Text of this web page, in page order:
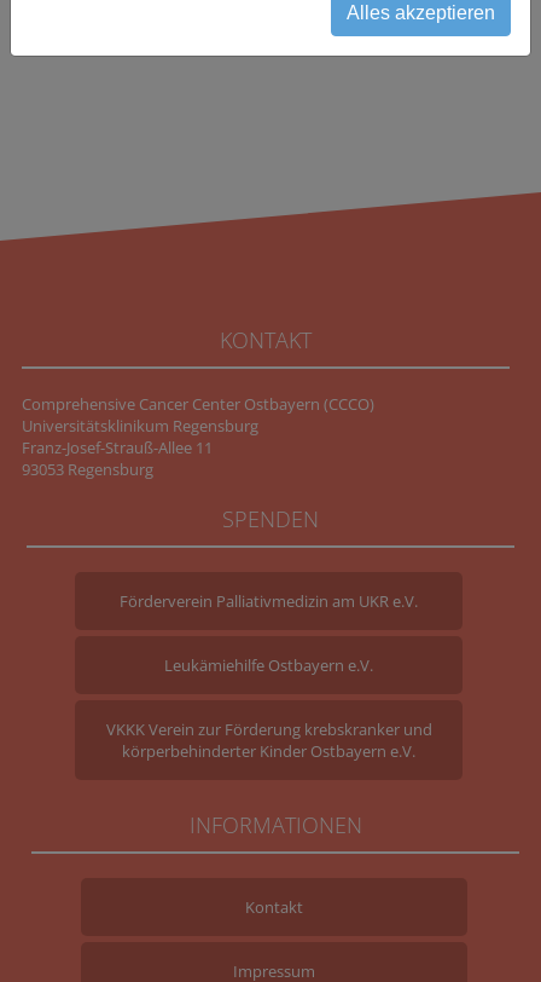
KONTAKT
Comprehensive Cancer Center Ostbayern (CCCO)
Universitätsklinikum Regensburg
Franz-Josef-Strauß-Allee 11
93053 Regensburg
SPENDEN
Förderverein Palliativmedizin am UKR e.V.
Leukämiehilfe Ostbayern e.V.
VKKK Verein zur Förderung krebskranker und
körperbehinderter Kinder Ostbayern e.V.
INFORMATIONEN
Kontakt
Impressum
Alles akzeptieren